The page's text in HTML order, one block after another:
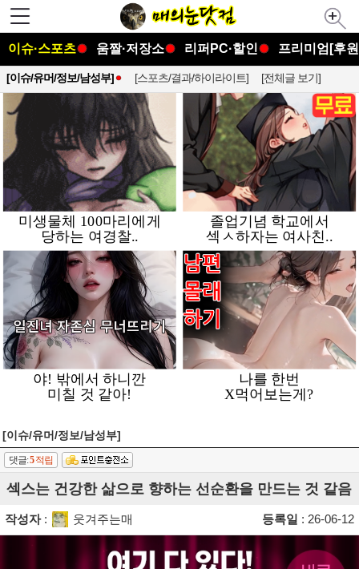
이슈·스포츠 움짤·저장소 리퍼PC·할인 프리미엄[후
[이슈/유머/정보/남성부] [스포츠/결과/하이라이트] [전체글 보기]
[이슈/유머/정보/남성부]
댓글:5적립
섹스는 건강한 삶으로 향하는 선순환을 만드는 것 같음
작성자: 웃겨주는매 등록일 : 26-06-12